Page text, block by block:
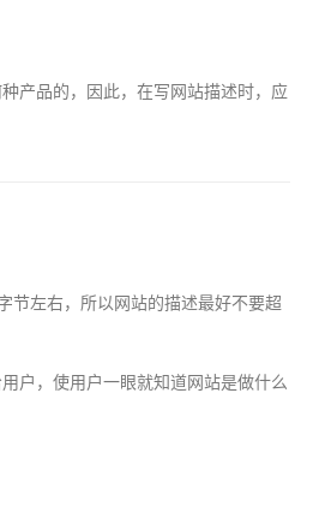
产品的，因此，在写网站描述时，应
节左右，所以网站的描述最好不要超
户，使用户一眼就知道网站是做什么